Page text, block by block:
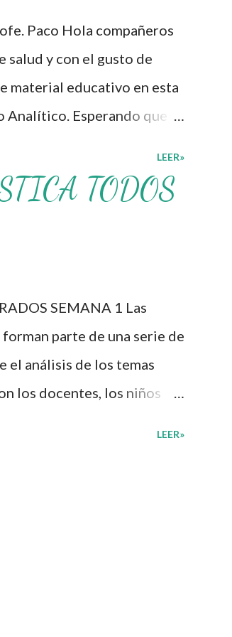
3. Levanto la mano
la basura en su
Paco Hola compañeros
salud y con el gusto de
material educativo en esta
Analítico. Esperando que
los niveles de logro
también
que hacen que
Analítico
LEER»
TODOS
SEMANA 1 Las
parte de una serie de
el análisis de los temas
los docentes, los niños
LEER»